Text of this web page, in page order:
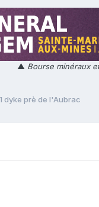
▲ Bourse minéraux
1 dyke prè de l'Aubrac